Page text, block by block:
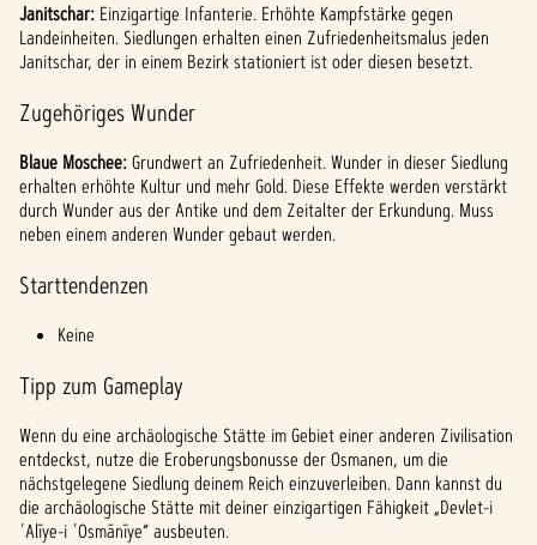
Janitschar: Einzigartige Infanterie. Erhöhte Kampfstärke gegen
Landeinheiten. Siedlungen erhalten einen Zufriedenheitsmalus jeden
Janitschar, der in einem Bezirk stationiert ist oder diesen besetzt.
Zugehöriges Wunder
Blaue Moschee:Grundwert an Zufriedenheit. Wunder in dieser Siedlung
erhalten erhöhte Kultur und mehr Gold. Diese Effekte werden verstärkt
durch Wunder aus der Antike und dem Zeitalter der Erkundung. Muss
neben einem anderen Wunder gebaut werden.
Starttendenzen
Keine
Tipp zum Gameplay
Wenn du eine archäologische Stätte im Gebiet einer anderen Zivilisation
entdeckst, nutze die Eroberungsbonusse der Osmanen, um die
nächstgelegene Siedlung deinem Reich einzuverleiben. Dann kannst du
die archäologische Stätte mit deiner einzigartigen Fähigkeit „Devlet-i
ʿAlīye-i ʿOsmānīye“ ausbeuten.